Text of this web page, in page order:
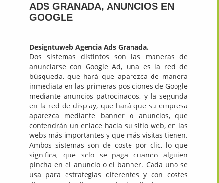
ADS GRANADA, ANUNCIOS EN
GOOGLE
Designtuweb Agencia Ads Granada.
Dos sistemas distintos son las maneras de
anunciarse con Google Ad, una es la red de
búsqueda, que hará que aparezca de manera
inmediata en las primeras posiciones de Google
mediante anuncios patrocinados, y la segunda
en la red de display, que hará que su empresa
aparezca mediante banner o anuncios, que
contendrán un enlace hacia su sitio web, en las
webs más importantes y que más visitas tienen.
Ambos sistemas son de coste por clic, lo que
significa, que solo se paga cuando alguien
pincha en el anuncio o el banner. Cada uno se
usa para estrategias diferentes y con costes